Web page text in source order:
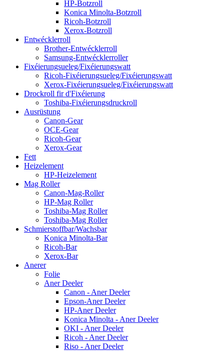
HP-Botzroll
Konica Minolta-Botzroll
Ricoh-Botzroll
Xerox-Botzroll
Entwécklerroll
Brother-Entwécklerroll
Samsung-Entwécklerroller
Fixéierungsueleg/Fixéierungswatt
Ricoh-Fixéierungsueleg/Fixéierungswatt
Xerox-Fixéierungsueleg/Fixéierungswatt
Drockroll fir d'Fixéierung
Toshiba-Fixéierungsdruckroll
Ausrüstung
Canon-Gear
OCE-Gear
Ricoh-Gear
Xerox-Gear
Fett
Heizelement
HP-Heizelement
Mag Roller
Canon-Mag-Roller
HP-Mag Roller
Toshiba-Mag Roller
Toshiba-Mag Roller
Schmierstoffbar/Wachsbar
Konica Minolta-Bar
Ricoh-Bar
Xerox-Bar
Anerer
Folie
Aner Deeler
Canon - Aner Deeler
Epson-Aner Deeler
HP-Aner Deeler
Konica Minolta - Aner Deeler
OKI - Aner Deeler
Ricoh - Aner Deeler
Riso - Aner Deeler